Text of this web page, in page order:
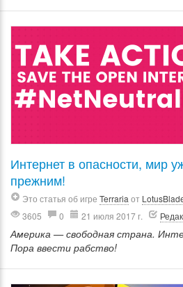
Интернет в опасности, мир
прежним!
Это статья об игре Terraria от
3605
0 21 июля 2017 г.
Америка — свободная страна.
Пора ввести рабство!